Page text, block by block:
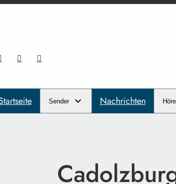
Sender Nachrichten